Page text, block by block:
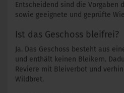
Entscheidend sind die Vorgaben
sowie geeignete und geprüfte
Ist das Geschoss bleifrei?
Ja. Das Geschoss besteht aus
und enthält keinen Bleikern.
Reviere mit Bleiverbot und
Wildbret.